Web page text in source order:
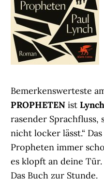
Bemerkenswerteste
PROPHETEN ist
rasender Sprachfluss,
nicht locker lässt.“
Propheten immer
es klopft an deine Tür.
Das Buch zur Stunde.